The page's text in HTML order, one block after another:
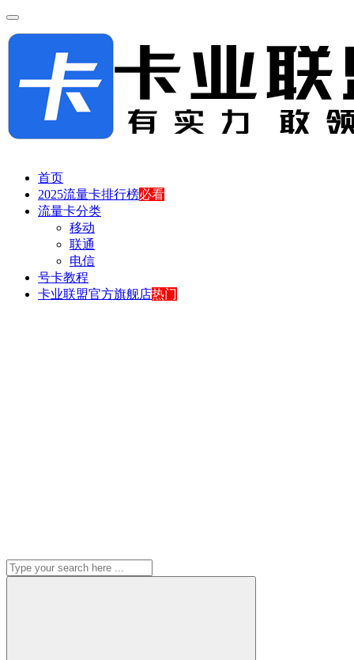
首页
2025流量卡排行榜必看
流量卡分类
移动
联通
电信
号卡教程
卡业联盟官方旗舰店热门